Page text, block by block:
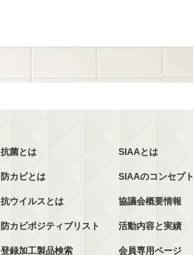
抗菌とは
防カビとは
抗ウイルスとは
防カビポジティブリスト
登録加工製品検索
SIAAとは
SIAAのコンセプト
協議会概要情報
活動内容と実績
会員専用ページ